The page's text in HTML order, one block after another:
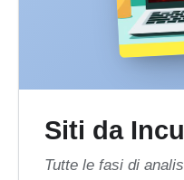
Siti da
Tutte le fasi di